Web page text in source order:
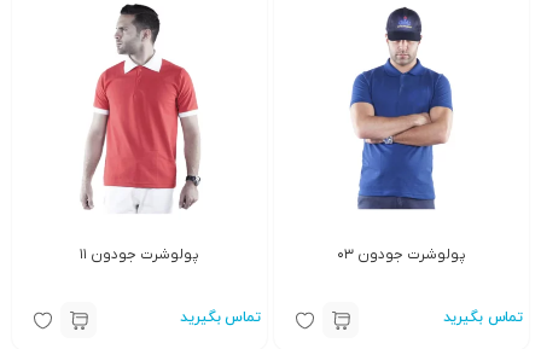
پولوشرت جودون ۰۳
تماس بگیرید
پولوشرت جودون ۱۱
تماس بگیرید